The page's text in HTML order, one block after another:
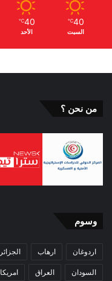
40
℃
السبت
40
℃
الأحد
من نحن ؟
وسوم
اردوغان ارهاب الجزائر
السودان العراق امريكا